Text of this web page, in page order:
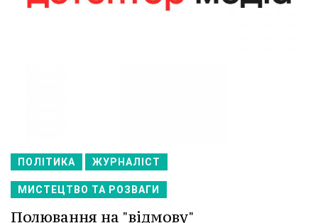
ПОЛІТИКА ЖУРНАЛІСТ
МИСТЕЦТВО ТА РОЗВАГИ
Полювання на "відмову"